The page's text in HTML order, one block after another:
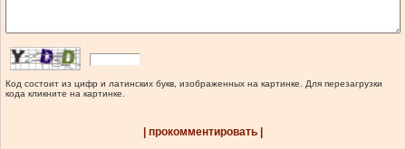
Код состоит из цифр и латинских букв, изображенных на картинке. Для перезагрузки
кода кликните на картинке.
| прокомментировать |